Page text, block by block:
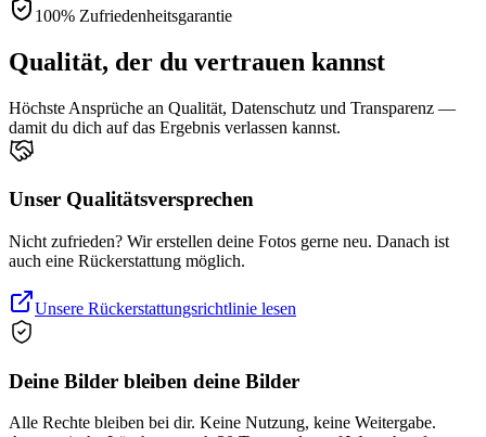
100% Zufriedenheitsgarantie
Qualität, der du vertrauen kannst
Höchste Ansprüche an Qualität, Datenschutz und Transparenz —
damit du dich auf das Ergebnis verlassen kannst.
Unser Qualitätsversprechen
Nicht zufrieden? Wir erstellen deine Fotos gerne neu. Danach ist
auch eine Rückerstattung möglich.
Unsere Rückerstattungsrichtlinie lesen
Deine Bilder bleiben deine Bilder
Alle Rechte bleiben bei dir. Keine Nutzung, keine Weitergabe.